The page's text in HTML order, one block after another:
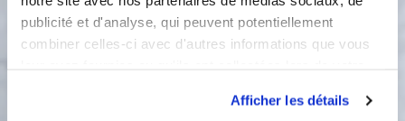
publicité et d'analyse, qui peuvent potentiellement
combiner celles-ci avec d'autres informations que vous
Afficher les détails
20s 4